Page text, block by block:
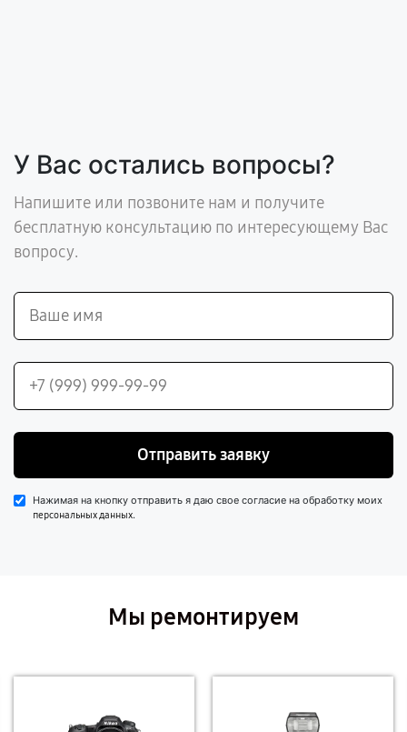
У Вас остались вопросы?
Напишите или позвоните нам и получите
бесплатную консультацию по интересующему Вас
вопросу.
Отправить заявку
Нажимая на кнопку отправить я даю свое согласие на обработку моих
персональных данных.
Мы ремонтируем